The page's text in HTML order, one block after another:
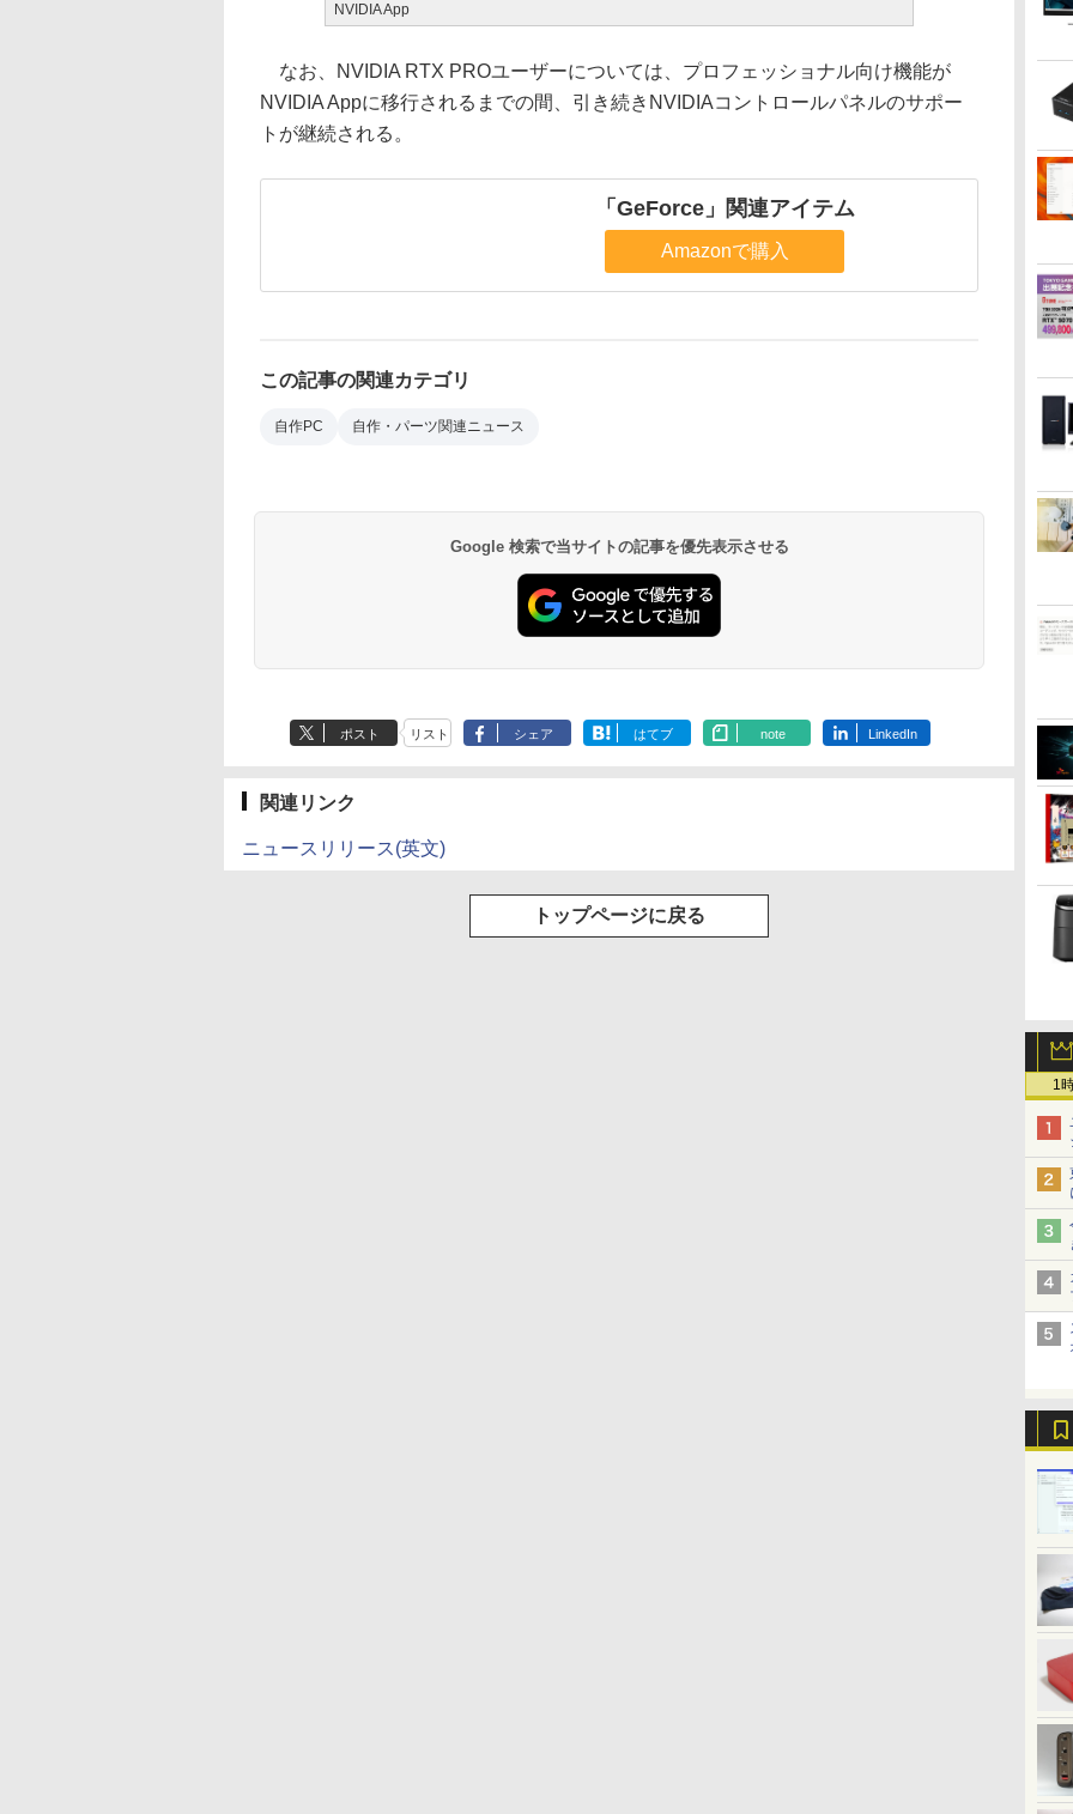
1
NVIDIA App
なお、NVIDIA RTX PROユーザーについては、プロフェッショナル向け機能が
NVIDIA Appに移行されるまでの間、引き続きNVIDIAコントロールパネルのサポー
トが継続される。
「GeForce」関連アイテム
Amazonで購入
この記事の関連カテゴリ
自作PC 自作・パーツ関連ニュース
Google 検索で当サイトの記事を優先表示させる
ポスト リスト シェア はてブ note LinkedIn
関連リンク
ニュースリリース(英文)
トップページに戻る